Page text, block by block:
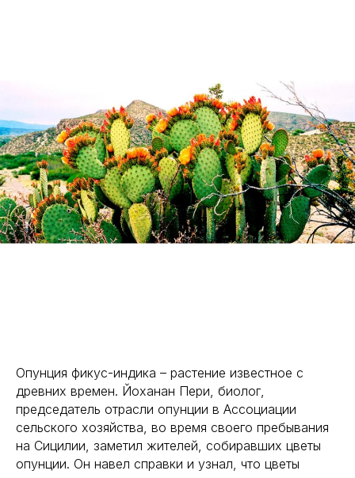
Опунция фикус-индика – растение известное с
древних времен. Йоханан Пери, биолог,
председатель отрасли опунции в Ассоциации
сельского хозяйства, во время своего пребывания
на Сицилии, заметил жителей, собиравших цветы
опунции. Он навел справки и узнал, что цветы